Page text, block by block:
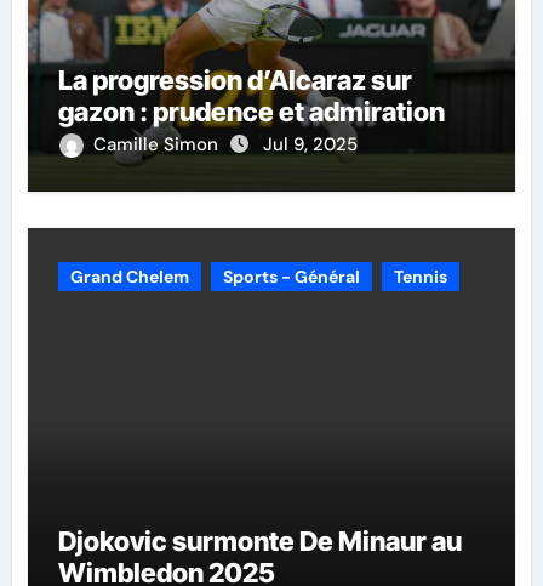
La progression d’Alcaraz sur
gazon : prudence et admiration
Camille Simon Jul 9, 2025
Grand Chelem Sports - Général Tennis
Djokovic surmonte De Minaur au
Wimbledon 2025